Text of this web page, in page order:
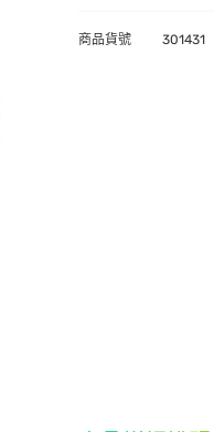
商品貨號 301431